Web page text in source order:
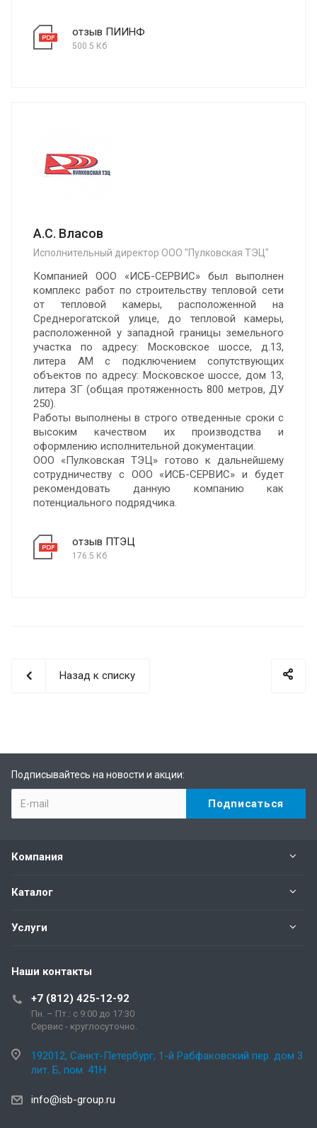
отзыв ПИИНФ
500.5 Кб
А.С. Власов
Исполнительный директор ООО "Пулковская ТЭЦ"
Компанией ООО «ИСБ-СЕРВИС» был выполнен
комплекс работ по строительству тепловой сети
от тепловой камеры, расположенной на
Среднерогатской улице, до тепловой камеры,
расположенной у западной границы земельного
участка по адресу: Московское шоссе, д.13,
литера АМ с подключением сопутствующих
объектов по адресу: Московское шоссе, дом 13,
литера ЗГ (общая протяженность 800 метров, ДУ
250).
Работы выполнены в строго отведенные сроки с
высоким качеством их производства и
оформлению исполнительной документации.
ООО «Пулковская ТЭЦ» готово к дальнейшему
сотрудничеству с ООО «ИСБ-СЕРВИС» и будет
рекомендовать данную компанию как
потенциального подрядчика.
отзыв ПТЭЦ
176.5 Кб
Назад к списку
Подписывайтесь на новости и акции:
Компания
Каталог
Услуги
Наши контакты
+7 (812) 425-12-92
Пн. – Пт.: с 9:00 до 17:30
Сервис - круглосуточно.
192012, Санкт-Петербург, 1-й Рабфаковский пер. дом 3
лит. Б, пом. 41Н
info@isb-group.ru